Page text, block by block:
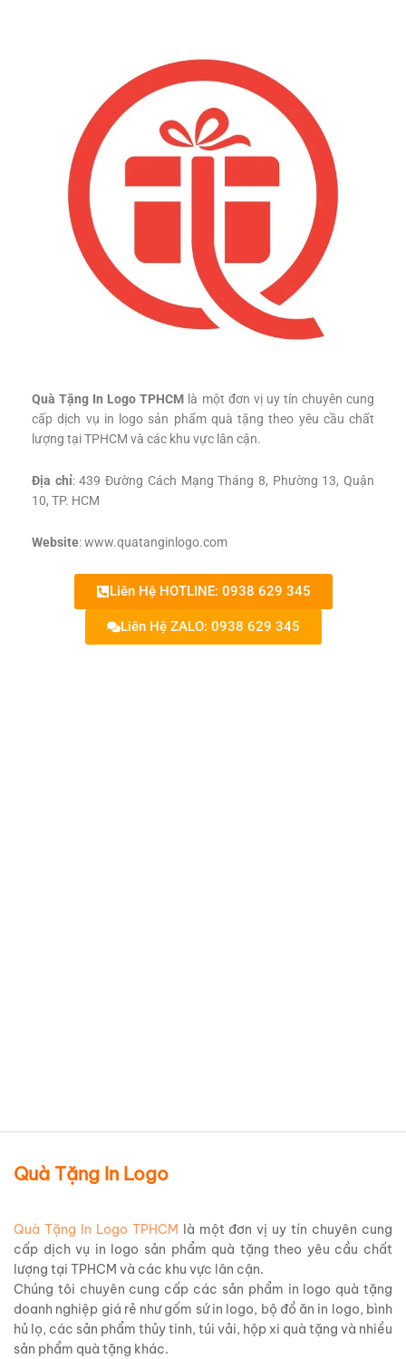
Quà Tặng In Logo TPHCM là một đơn vị uy tín chuyên cung
cấp dịch vụ in logo sản phẩm quà tặng theo yêu cầu chất
lượng tại TPHCM và các khu vực lân cận.
Địa chỉ: 439 Đường Cách Mạng Tháng 8, Phường 13, Quận
10, TP. HCM
Website: www.quatanginlogo.com
Liên Hệ HOTLINE: 0938 629 345
Liên Hệ ZALO: 0938 629 345
Quà Tặng In Logo
Quà Tặng In Logo TPHCM là một đơn vị uy tín chuyên cung
cấp dịch vụ in logo sản phẩm quà tặng theo yêu cầu chất
lượng tại TPHCM và các khu vực lân cận.
Chúng tôi chuyên cung cấp các sản phẩm in logo quà tặng
doanh nghiệp giá rẻ như gốm sứ in logo, bộ đồ ăn in logo, bình
hủ lọ, các sản phẩm thủy tinh, túi vải, hộp xi quà tặng và nhiều
sản phẩm quà tặng khác.